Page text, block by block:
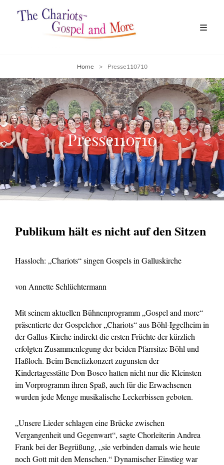
Home > Presse110710
Presse110710
Publikum hält es nicht auf den Sitzen
Hassloch: „Chariots“ singen Gospels in Galluskirche
von Annette Schlüchtermann
Mit seinem aktuellen Bühnenprogramm „Gospel and more“
präsentierte der Gospelchor „Chariots“ aus Böhl-Iggelheim in
der Gallus-Kirche indirekt die ersten Früchte der kürzlich
erfolgten Zusammenlegung der beiden Pfarrsitze Böhl und
Haßloch. Beim Benefizkonzert zugunsten der
Kindertagesstätte Don Bosco hatten nicht nur die Kleinsten
im Vorprogramm ihren Spaß, auch für die Erwachsenen
wurden jede Menge musikalische Leckerbissen geboten.
„Unsere Lieder schlagen eine Brücke zwischen
Vergangenheit und Gegenwart“, sagte Chorleiterin Andrea
Frank bei der Begrüßung, „sie verbinden damals wie heute
noch Gott mit den Menschen.“ Dynamischer Einstieg war